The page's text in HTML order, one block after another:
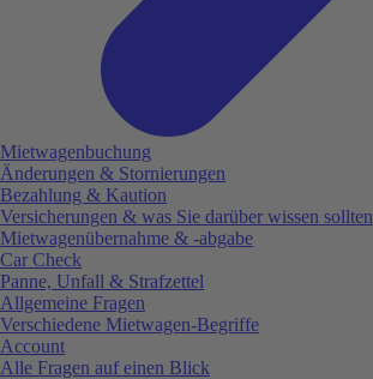
Mietwagenbuchung
Änderungen & Stornierungen
Bezahlung & Kaution
Versicherungen & was Sie darüber wissen sollten
Mietwagenübernahme & -abgabe
Car Check
Panne, Unfall & Strafzettel
Allgemeine Fragen
Verschiedene Mietwagen-Begriffe
Account
Alle Fragen auf einen Blick